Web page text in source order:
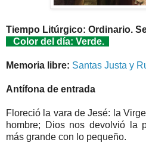
Tiempo Litúrgico: Ordinario.
Color del día: Verde.
Memoria libre: Santas Justa y
Antífona de entrada
Floreció la vara de Jesé: la
hombre; Dios nos devolvió la
más grande con lo pequeño.